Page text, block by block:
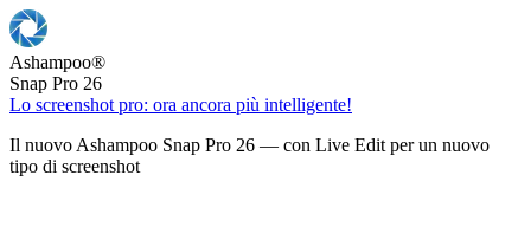
Ashampoo®
Snap Pro 26
Lo screenshot pro: ora ancora più intelligente!
Il nuovo Ashampoo Snap Pro 26 — con Live Edit per un nuovo
tipo di screenshot